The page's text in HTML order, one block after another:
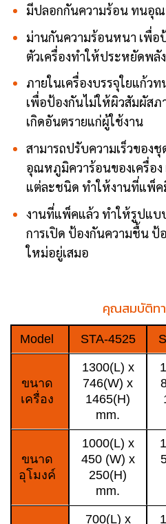
มีปลอกกันความร้อน ทนอุณ
ม่านกันความร้อนหนา เพื่อ
ตัวเครื่องทำให้ประหยัดพลั
ภายในเครื่องบรรจุใยแก้ว
เพื่อป้องกันไม่ให้ผิวสัมผัส
เกิดอันตรายแก่ผู้ใช้งาน
สามารถปรับความเร็วของ
อุณหภูมิควาร้อนของเครื่อ
แต่ละชนิด ทำให้งานที่แพ็ค
งานที่แพ็คแล้ว ทำให้รูปแบ
การเปิด ป้องกันความชื้น ป้
ใหม่อยู่เสมอ
คุณสมบัติท
Model STA-4525
ขนาด
เครื่อง
1300(L) x
746(W) x
1465(H)
mm.
ขนาด
อุโมงค์
1000(L) x
450 (W) x
250(H)
mm.
700(L) x